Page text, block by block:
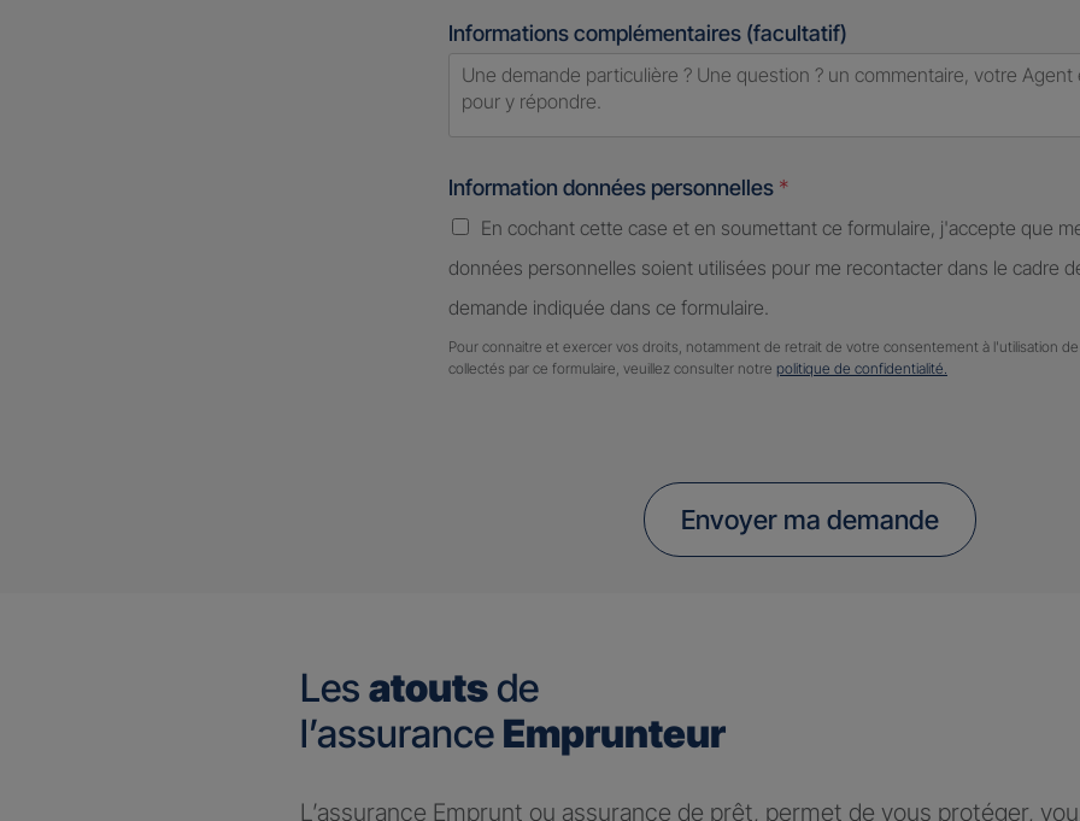
Informations complémentaires (facultatif)
Information données personnelles *
En cochant cette case et en soumettant ce formulaire, j'accepte que
données personnelles soient utilisées pour me recontacter dans le cadre
demande indiquée dans ce formulaire.
Pour connaitre et exercer vos droits, notamment de retrait de votre consentement à l'utilisation
collectés par ce formulaire, veuillez consulter notre politique de confidentialité.
Envoyer ma demande
Les atoutsde
l’assurance Emprunteur
L’assurance Emprunt ou assurance de prêt, permet de vous protéger,